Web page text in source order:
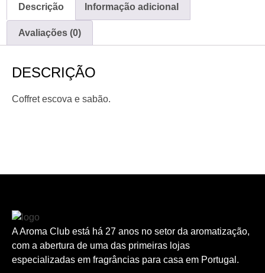
Descrição Informação adicional
Avaliações (0)
DESCRIÇÃO
Coffret escova e sabão.
A Aroma Club está há 27 anos no setor da aromatização,
com a abertura de uma das primeiras lojas
especializadas em fragrâncias para casa em Portugal.